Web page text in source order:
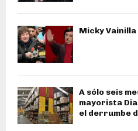
Micky
A sólo seis
mayorista
el derrumbe